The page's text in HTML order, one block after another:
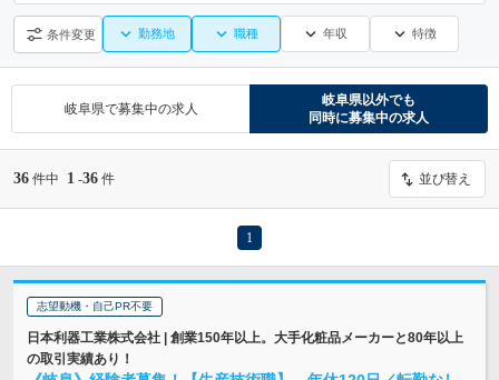
条件変更 勤務地 職種 年収 特徴
岐阜県で募集中の求人
岐阜県以外でも
同時に募集中の求人
36 件中 1 -36 件 並び替え
1
志望動機・自己PR不要
日本利器工業株式会社 | 創業150年以上。大手化粧品メーカーと80年以上
の取引実績あり！